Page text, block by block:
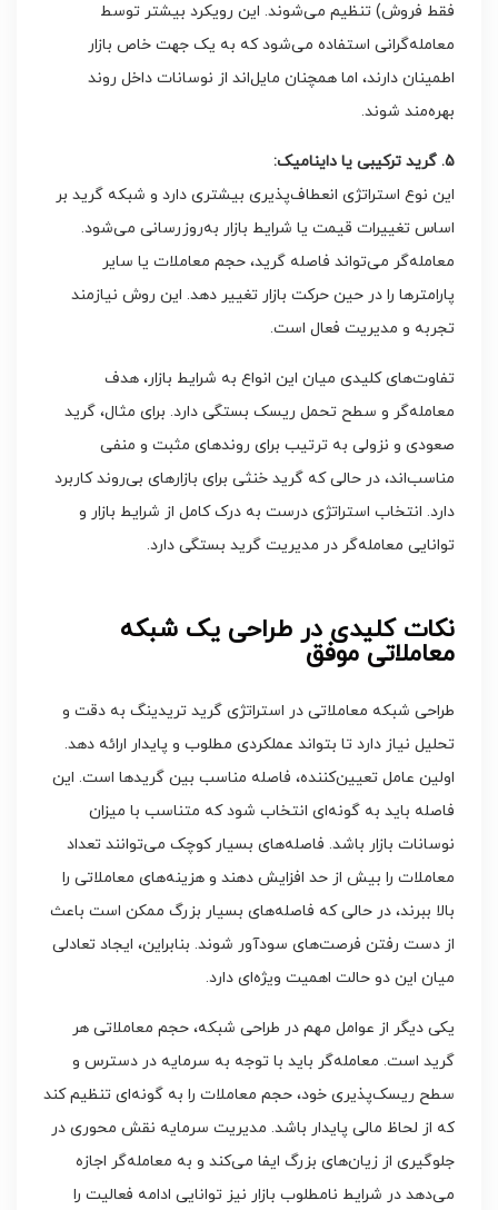
فقط فروش) تنظیم می‌شوند. این رویکرد بیشتر توسط
معامله‌گرانی استفاده می‌شود که به یک جهت خاص بازار
اطمینان دارند، اما همچنان مایل‌اند از نوسانات داخل روند
بهره‌مند شوند.
5. گرید ترکیبی یا داینامیک:
این نوع استراتژی انعطاف‌پذیری بیشتری دارد و شبکه گرید بر
اساس تغییرات قیمت یا شرایط بازار به‌روزرسانی می‌شود.
معامله‌گر می‌تواند فاصله گرید، حجم معاملات یا سایر
پارامترها را در حین حرکت بازار تغییر دهد. این روش نیازمند
تجربه و مدیریت فعال است.
تفاوت‌های کلیدی میان این انواع به شرایط بازار، هدف
معامله‌گر و سطح تحمل ریسک بستگی دارد. برای مثال، گرید
صعودی و نزولی به ترتیب برای روندهای مثبت و منفی
مناسب‌اند، در حالی که گرید خنثی برای بازارهای بی‌روند کاربرد
دارد. انتخاب استراتژی درست به درک کامل از شرایط بازار و
توانایی معامله‌گر در مدیریت گرید بستگی دارد.
نکات کلیدی در طراحی یک شبکه
معاملاتی موفق
طراحی شبکه معاملاتی در استراتژی گرید تریدینگ به دقت و
تحلیل نیاز دارد تا بتواند عملکردی مطلوب و پایدار ارائه دهد.
اولین عامل تعیین‌کننده، فاصله مناسب بین گریدها است. این
فاصله باید به گونه‌ای انتخاب شود که متناسب با میزان
نوسانات بازار باشد. فاصله‌های بسیار کوچک می‌توانند تعداد
معاملات را بیش از حد افزایش دهند و هزینه‌های معاملاتی را
بالا ببرند، در حالی که فاصله‌های بسیار بزرگ ممکن است باعث
از دست رفتن فرصت‌های سودآور شوند. بنابراین، ایجاد تعادلی
میان این دو حالت اهمیت ویژه‌ای دارد.
یکی دیگر از عوامل مهم در طراحی شبکه، حجم معاملاتی هر
گرید است. معامله‌گر باید با توجه به سرمایه در دسترس و
سطح ریسک‌پذیری خود، حجم معاملات را به گونه‌ای تنظیم کند
که از لحاظ مالی پایدار باشد. مدیریت سرمایه نقش محوری در
جلوگیری از زیان‌های بزرگ ایفا می‌کند و به معامله‌گر اجازه
می‌دهد در شرایط نامطلوب بازار نیز توانایی ادامه فعالیت را